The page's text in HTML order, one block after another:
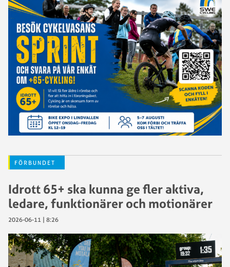
FÖRBUNDET
Idrott 65+ ska kunna ge fler aktiva,
ledare, funktionärer och motionärer
2026-06-11 | 8:26